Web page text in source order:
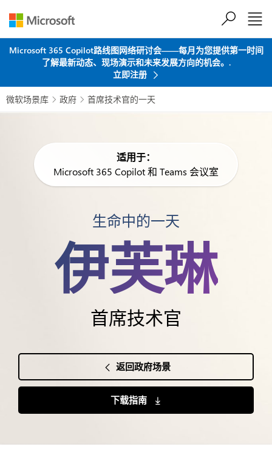
Microsoft 365 Copilot路线图网络研讨会——每月为您提供第一时间
了解最新动态、现场演示和未来发展方向的机会。.
立即注册
微软场景库  政府  首席技术官的一天
适用于：
Microsoft 365 Copilot 和 Teams 会议室
生命中的一天
伊芙琳
首席技术官
返回政府场景
下载指南